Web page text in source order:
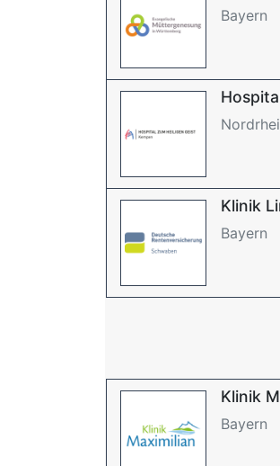
Bayern
Klinik
Bayern
Klinik
Bayern